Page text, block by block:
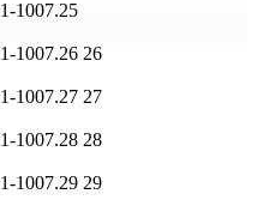
26
27
28
29